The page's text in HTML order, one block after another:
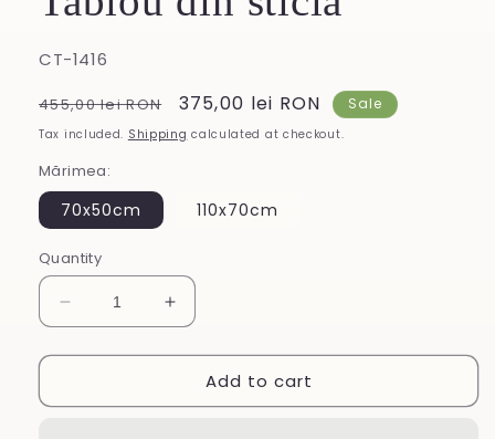
SKU:
CT-1416
Regular
price
455,00 lei RON
Sale
price
375,00 lei RON Sale
Tax included. Shipping calculated at checkout.
Mărimea:
70x50cm 110x70cm
Quantity
Decrease
quantity
for
din
Increase
quantity
for
Tablou
din
Add to cart